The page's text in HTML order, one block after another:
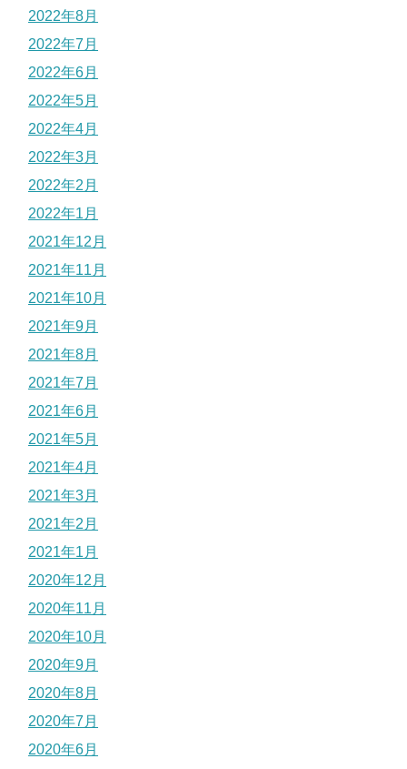
2022年8月
2022年7月
2022年6月
2022年5月
2022年4月
2022年3月
2022年2月
2022年1月
2021年12月
2021年11月
2021年10月
2021年9月
2021年8月
2021年7月
2021年6月
2021年5月
2021年4月
2021年3月
2021年2月
2021年1月
2020年12月
2020年11月
2020年10月
2020年9月
2020年8月
2020年7月
2020年6月